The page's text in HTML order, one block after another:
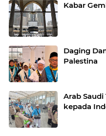
Kabar
Daging Dam Jamaah Haji
Palestina
Arab
kepada